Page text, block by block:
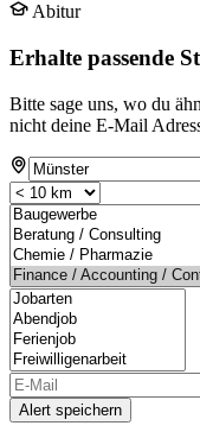
Abitur
Erhalte passende
Bitte sage uns, wo du
nicht deine E-Mail
Alert speichern